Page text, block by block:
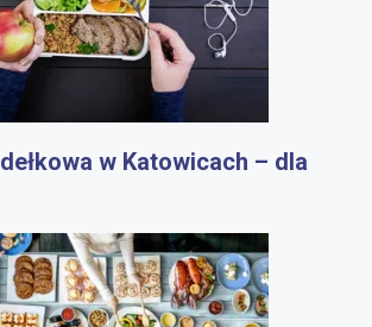
w Katowicach – dla